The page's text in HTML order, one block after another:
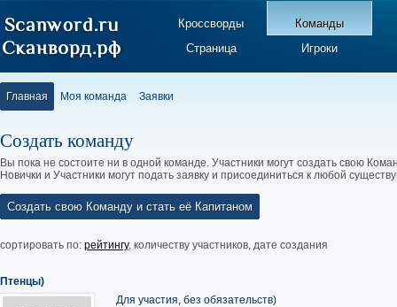
Кроссворды
Команды
Страница
Игроки
Главная Моя команда Заявки
Создать команду
Вы пока не состоите ни в одной команде. Участники могут создать свою
Новички и Участники могут подать заявку и присоединиться к любой
Создать свою Команду и стать её Капитаном
сортировать по: рейтингу, количеству участников, дате создания
Птенцы)
Для участия, без обязательств)